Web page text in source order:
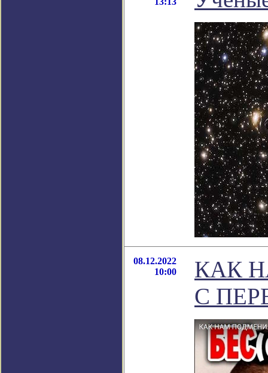
08.12.2022
10:00
КАК
С